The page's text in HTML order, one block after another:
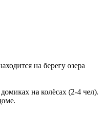
на берегу озера
на колёсах (2-4 чел).